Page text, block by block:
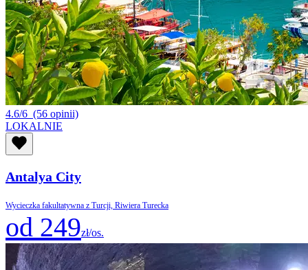
4.6/6 (56 opinii)
LOKALNIE
Antalya City
Wycieczka fakultatywna z Turcji, Riwiera Turecka
od 249zł/os.